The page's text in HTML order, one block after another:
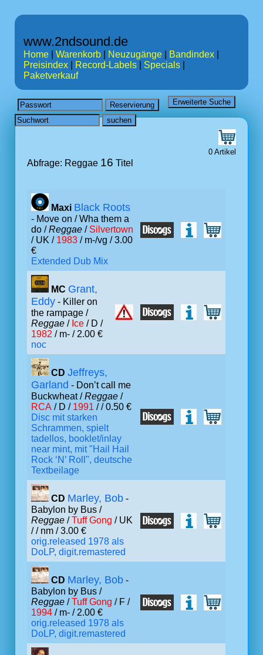
www.2ndsound.de
Home Warenkorb Neuzugänge Bandindex
Preisindex
Record-Labels Specials
Paketverkauf
0 Artikel
Abfrage: Reggae 16 Titel
Maxi Black Roots
- Move on / Wha them a
do /Reggae / Silvertown
/ UK / 1983 / m-/vg / 3.00
€
Extended Dub Mix
MC Grant,
Eddy - Killer on
the rampage /
Reggae / Ice / D /
1982 / m- / 2.00 €
noc
CD Jeffreys,
Garland - Don’t call me
Buckwheat /Reggae /
RCA / D / 1991 / / 0.50 €
Disc mit starken
Schrammen, spielt
tadellos, booklet/inlay
near mint, mit "Hail Hail
Rock ‘N’ Roll", deutsche
Textbeilage
CD Marley, Bob -
Babylon by Bus /
Reggae /Tuff Gong / UK
// nm / 3.00 €
orig.released 1978 als
DoLP, digit.remastered
CD Marley, Bob -
Babylon by Bus /
Reggae /Tuff Gong / F /
1994 / m- / 2.00 €
orig.released 1978 als
DoLP, digit.remastered